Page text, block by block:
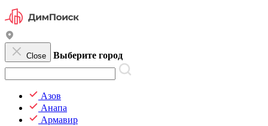
Close Выберите город
Азов
Анапа
Армавир